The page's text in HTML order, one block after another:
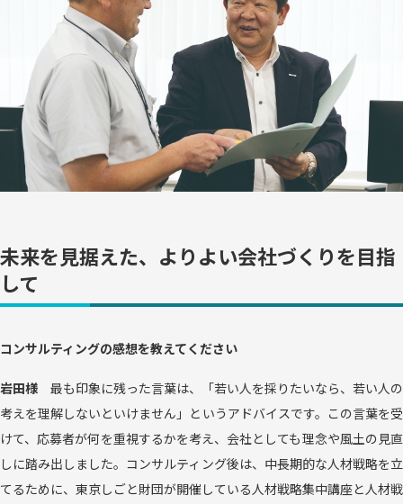
未来を見据えた、よりよい会社づくりを目指
して
コンサルティングの感想を教えてください
岩田様
最も印象に残った言葉は、「若い人を採りたいなら、若い人の
考えを理解しないといけません」というアドバイスです。この言葉を受
けて、応募者が何を重視するかを考え、会社としても理念や風土の見直
しに踏み出しました。コンサルティング後は、中長期的な人材戦略を立
てるために、東京しごと財団が開催している人材戦略集中講座と人材戦